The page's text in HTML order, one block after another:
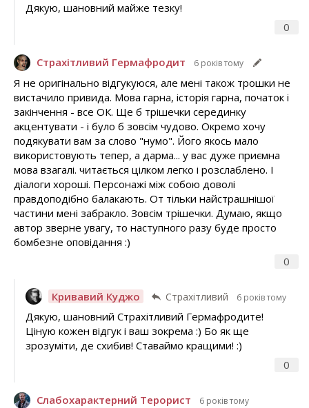
0
Дякую, шановний майже тезку!
Страхітливий Гермафродит 6 років тому
0
Я не оригінально відгукуюся, але мені також трошки не
вистачило привида. Мова гарна, історія гарна, початок і
закінчення - все ОК. Ще б трішечки серединку
акцентувати - і було б зовсім чудово. Окремо хочу
подякувати вам за слово "нумо". Його якось мало
використовують тепер, а дарма... у вас дуже приємна
мова взагалі. читається цілком легко і розслаблено. І
діалоги хороші. Персонажі між собою доволі
правдоподібно балакають. От тільки найстрашнішої
частини мені забракло. Зовсім трішечки. Думаю, якщо
автор зверне увагу, то наступного разу буде просто
бомбезне оповідання :)
Кривавий Куджо Страхітливий 6 років тому
0
Дякую, шановний Страхітливий Гермафродите!
Ціную кожен відгук і ваш зокрема :) Бо як ще
зрозуміти, де схибив! Ставаймо кращими! :)
Слабохарактерний Терорист 6 років тому